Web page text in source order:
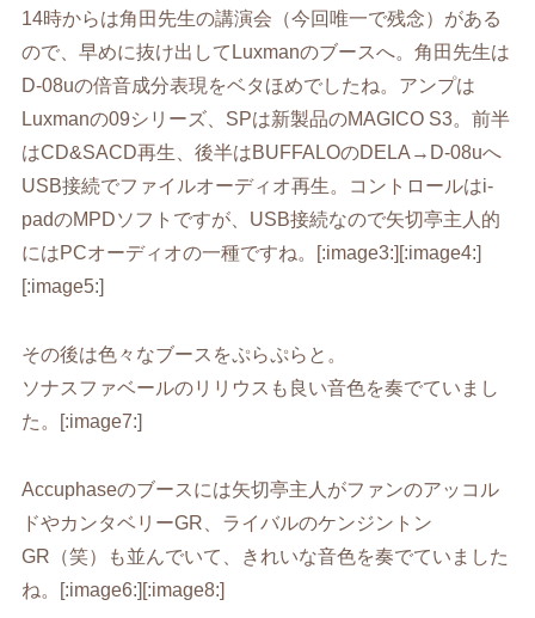
14時からは角田先生の講演会（今回唯一で残念）がある
ので、早めに抜け出してLuxmanのブースへ。角田先生は
D-08uの倍音成分表現をベタほめでしたね。アンプは
Luxmanの09シリーズ、SPは新製品のMAGICO S3。前半
はCD&SACD再生、後半はBUFFALOのDELA→D-08uへ
USB接続でファイルオーディオ再生。コントロールはi-
padのMPDソフトですが、USB接続なので矢切亭主人的
にはPCオーディオの一種ですね。[:image3:][:image4:]
[:image5:]
その後は色々なブースをぷらぷらと。
ソナスファベールのリリウスも良い音色を奏でていまし
た。[:image7:]
Accuphaseのブースには矢切亭主人がファンのアッコル
ドやカンタベリーGR、ライバルのケンジントン
GR（笑）も並んでいて、きれいな音色を奏でていました
ね。[:image6:][:image8:]